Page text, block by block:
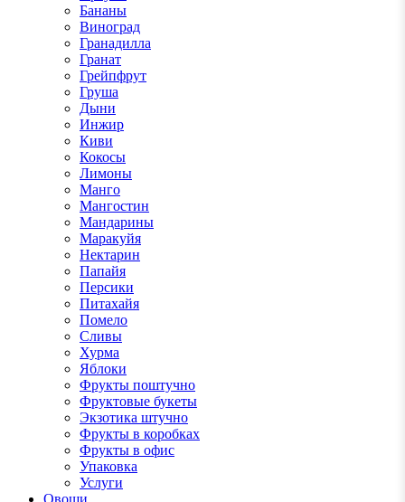
Бананы
Виноград
Гранадилла
Гранат
Грейпфрут
Груша
Дыни
Инжир
Киви
Кокосы
Лимоны
Манго
Мангостин
Мандарины
Маракуйя
Нектарин
Папайя
Персики
Питахайя
Помело
Сливы
Хурма
Яблоки
Фрукты поштучно
Фруктовые букеты
Экзотика штучно
Фрукты в коробках
Фрукты в офис
Упаковка
Услуги